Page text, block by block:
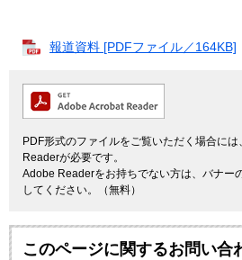
報道資料 [PDFファイル／164KB]
PDF形式のファイルをご覧いただく場合に
Readerが必要です。
Adobe Readerをお持ちでない方は、バナー
してください。（無料）
このページに関するお問い合